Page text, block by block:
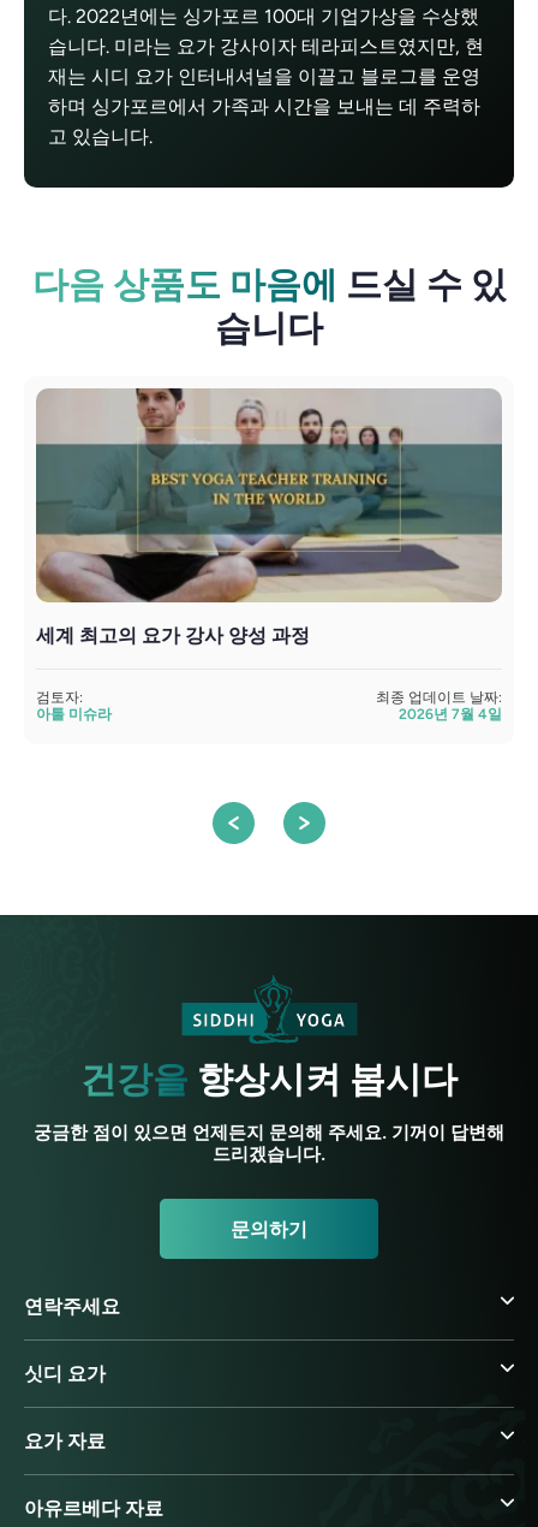
다. 2022년에는 싱가포르 100대 기업가상을 수상했
습니다. 미라는 요가 강사이자 테라피스트였지만, 현
재는 시디 요가 인터내셔널을 이끌고 블로그를 운영
하며 싱가포르에서 가족과 시간을 보내는 데 주력하
고 있습니다.
다음 상품도 마음에 드실 수 있
습니다
세계 최고의 요가 강사 양성 과정
검토자:
아툴 미슈라
최종 업데이트 날짜:
2026년 7월 4일
건강을 향상시켜 봅시다
궁금한 점이 있으면 언제든지 문의해 주세요. 기꺼이 답변해
드리겠습니다.
문의하기
연락주세요
싯디 요가
요가 자료
아유르베다 자료